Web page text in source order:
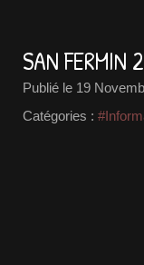
SAN FERMIN
Publié le 19
Catégories :